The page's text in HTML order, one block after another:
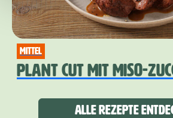
mittel
PLANT CUT MIT MISO-
Alle Rezepte